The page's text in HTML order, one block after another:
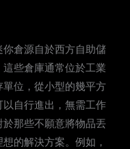
倉源自於西方自助儲
些倉庫通常位於工業
位，從小型的幾平方
自行進出，無需工作
那些不願意將物品丟
的解決方案。例如，